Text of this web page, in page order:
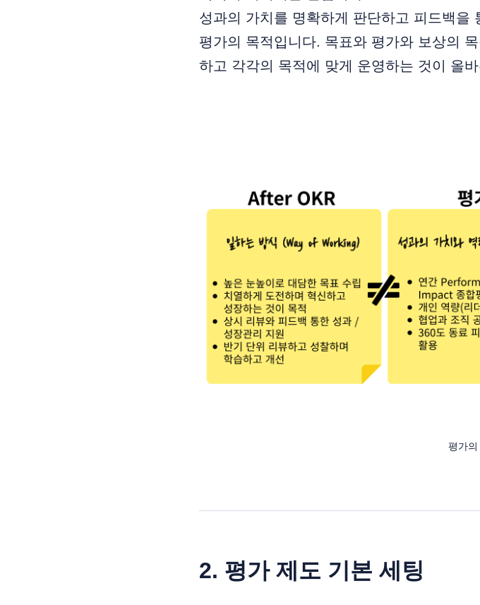
성과의 가치를 명확하게 판단하고 피드백을
평가의 목적입니다. 목표와 평가와 보상의
하고 각각의 목적에 맞게 운영하는 것이 올
평가의
2. 평가 제도 기본 세팅